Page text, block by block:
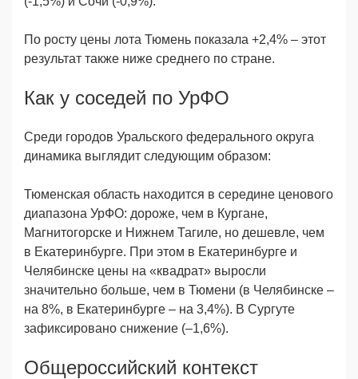
По росту цены лота Тюмень показала +2,4% – этот
результат также ниже среднего по стране.
Как у соседей по УрФО
Среди городов Уральского федерального округа
динамика выглядит следующим образом:
Тюменская область находится в середине ценового
диапазона УрФО: дороже, чем в Кургане,
Магнитогорске и Нижнем Тагиле, но дешевле, чем
в Екатеринбурге. При этом в Екатеринбурге и
Челябинске цены на «квадрат» выросли
значительно больше, чем в Тюмени (в Челябинске –
на 8%, в Екатеринбурге – на 3,4%). В Сургуте
зафиксировано снижение (–1,6%).
Общероссийский контекст